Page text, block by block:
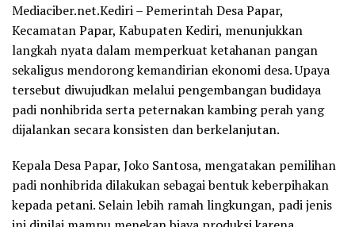
Mediaciber.net.Kediri – Pemerintah Desa Papar,
Kecamatan Papar, Kabupaten Kediri, menunjukkan
langkah nyata dalam memperkuat ketahanan pangan
sekaligus mendorong kemandirian ekonomi desa. Upaya
tersebut diwujudkan melalui pengembangan budidaya
padi nonhibrida serta peternakan kambing perah yang
dijalankan secara konsisten dan berkelanjutan.
Kepala Desa Papar, Joko Santosa, mengatakan pemilihan
padi nonhibrida dilakukan sebagai bentuk keberpihakan
kepada petani. Selain lebih ramah lingkungan, padi jenis